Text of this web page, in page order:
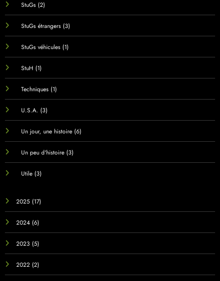
StuGs(2)
StuGs étrangers(3)
StuGs véhicules(1)
StuH (1)
Techniques(1)
U.S.A. (3)
Un jour, une histoire(6)
Un peu d'histoire(3)
Utile(3)
2025 (17)
2024 (6)
2023 (5)
2022 (2)